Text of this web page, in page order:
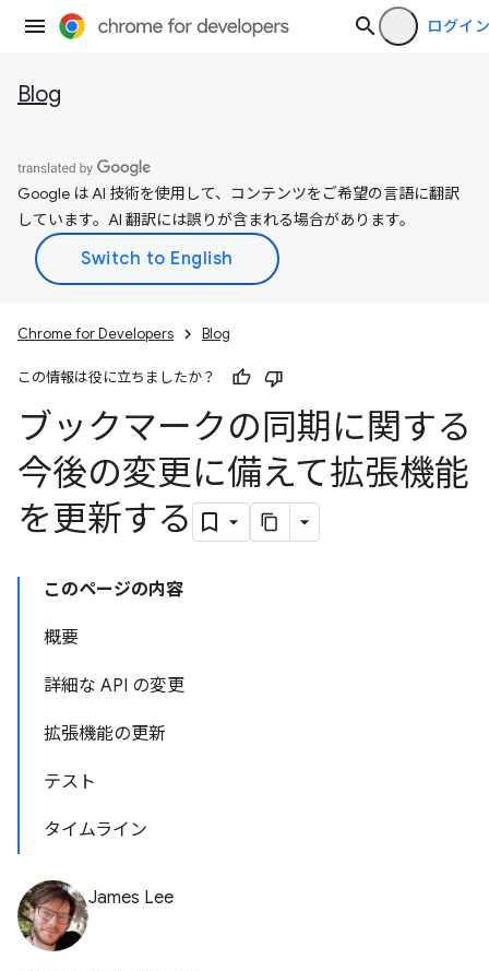
ログイン
Blog
Google は AI 技術を使用して、コンテンツをご希望の言語に翻訳
しています。AI 翻訳には誤りが含まれる場合があります。
Chrome for Developers Blog
この情報は役に立ちましたか？
ブックマークの同期に関する
今後の変更に備えて拡張機能
を更新する
このページの内容
概要
詳細な API の変更
拡張機能の更新
テスト
タイムライン
James Lee